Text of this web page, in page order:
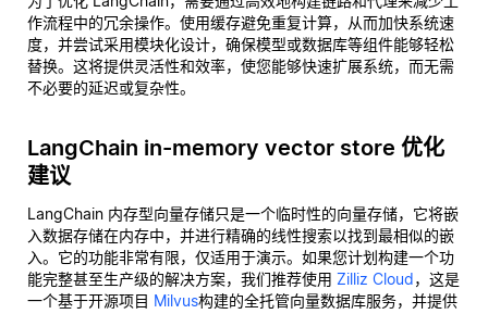
作流程中的冗余操作。使用缓存避免重复计算，从而加快系统速
度，并尝试采用模块化设计，确保模型或数据库等组件能够轻松
替换。这将提供灵活性和效率，使您能够快速扩展系统，而无需
不必要的延迟或复杂性。
LangChain in-memory vector store 优化
建议
LangChain 内存型向量存储只是一个临时性的向量存储，它将嵌
入数据存储在内存中，并进行精确的线性搜索以找到最相似的嵌
入。它的功能非常有限，仅适用于演示。如果您计划构建一个功
能完整甚至生产级的解决方案，我们推荐使用 Zilliz Cloud，这是
一个基于开源项目 Milvus构建的全托管向量数据库服务，并提供